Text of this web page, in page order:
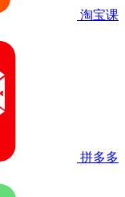
淘宝课
拼多多